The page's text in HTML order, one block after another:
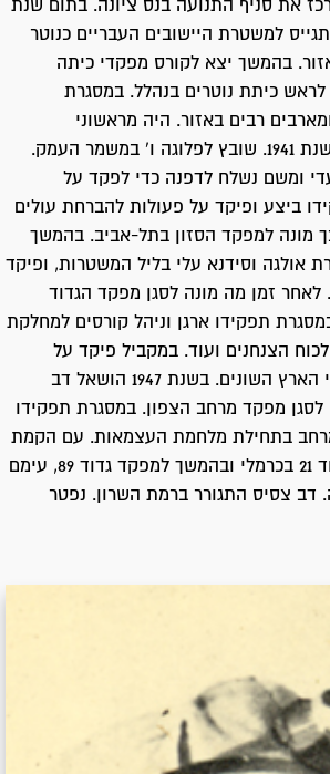
את סניף התנועה בנס ציונה. בתום שנת
למשטרת היישובים העבריים כנוטר
בהמשך יצא לקורס מפקדי כיתה
לראש כיתת נוטרים בנהלל. במסגרת
רבים באזור. היה מראשוני
המתגייסים לפלמ"ח בשנת 1941. שובץ לפלוגה ו' במשמר העמק.
ומשם נשלח לדפנה כדי לפקד על
ביצע ופיקד על פעולות להברחת עולים
כך מונה למפקד הסזון בתל-אביב. בהמשך
אולגה וסידנא עלי בליל המשטרות, ופיקד
לאחר זמן מה מונה לסגן מפקד הגדוד
תפקידו ארגן וניהל קורסים למחלקת
הצנחנים ועוד. במקביל פיקד על
הורדת מעפילים בחופי הארץ השונים. בשנת 1947 הושאל דב
לסגן מפקד מרחב הצפון. במסגרת תפקידו
בתחילת מלחמת העצמאות. עם הקמת
צה"ל מונה למפקד גדוד 21 בכרמלי ובהמשך למפקד גדוד 89, עימם
דב צסיס התגורר ברמת השרון. נפטר